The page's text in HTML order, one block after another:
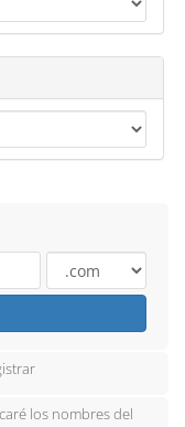
los nombres del